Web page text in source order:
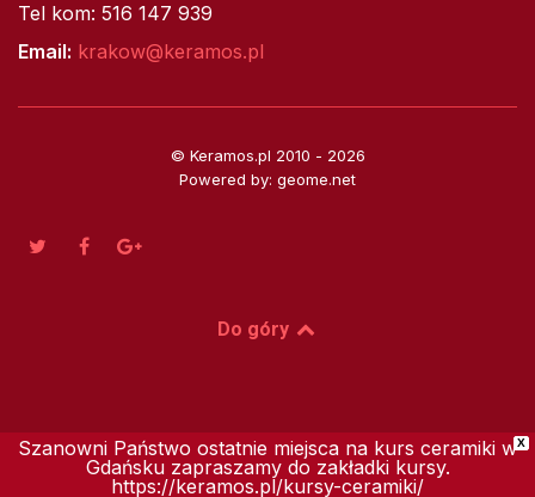
Tel kom: 516 147 939
Email: krakow@keramos.pl
© Keramos.pl 2010 - 2026
Powered by: geome.net
Do góry
X
Szanowni Państwo ostatnie miejsca na kurs ceramiki w
Gdańsku zapraszamy do zakładki kursy.
https://keramos.pl/kursy-ceramiki/